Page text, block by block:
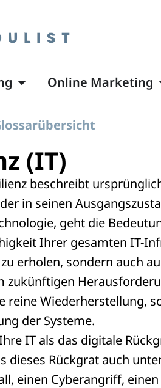
Online Marketing
(IT)
beschreibt
in seinen
geht die
Ihrer gesamten IT-
erholen, sondern auch
zukünftigen
reine Wiederherstellung,
der Systeme.
IT als das digitale
dieses Rückgrat auch
einen Cyberangriff,